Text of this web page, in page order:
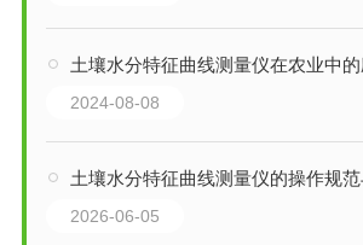
土壤水分特征曲线测量仪在农业中
2024-08-08
土壤水分特征曲线测量仪的操作规
2026-06-05